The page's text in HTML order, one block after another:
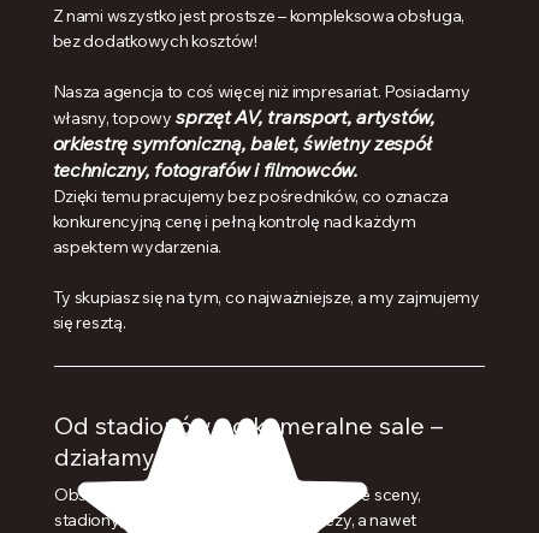
Z nami wszystko jest prostsze – kompleksowa obsługa,
bez dodatkowych kosztów!
Nasza agencja to coś więcej niż impresariat. Posiadamy
własny, topowy sprzęt AV, transport, artystów,
orkiestrę symfoniczną, balet, świetny zespół
techniczny, fotografów i filmowców.
Dzięki temu pracujemy bez pośredników, co oznacza
konkurencyjną cenę i pełną kontrolę nad każdym
aspektem wydarzenia.
Ty skupiasz się na tym, co najważniejsze, a my zajmujemy
się resztą.
Od stadionów po kameralne sale –
działamy wszędzie
Obsługujemy koncertowe sale, plenerowe sceny,
stadiony, tory żużlowe, miejskie imprezy, a nawet